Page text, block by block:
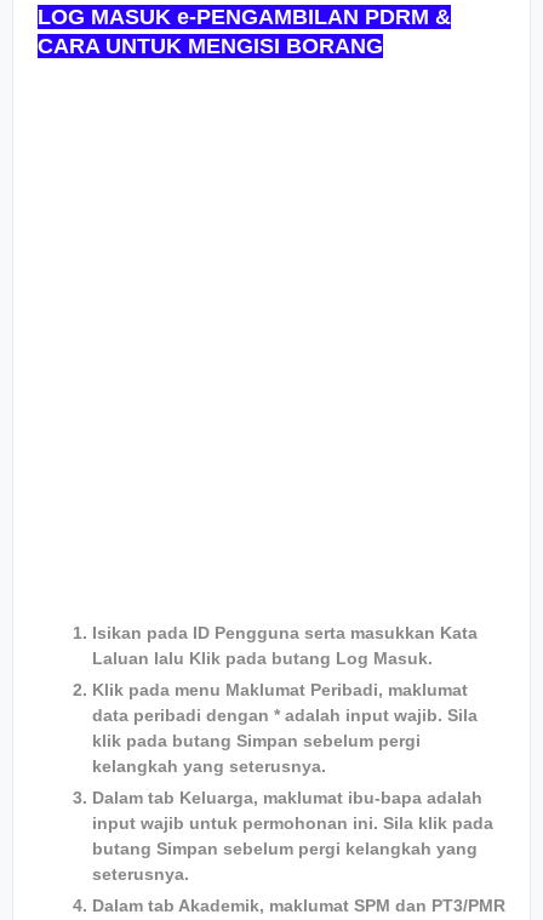
LOG MASUK e-PENGAMBILAN PDRM &
CARA UNTUK MENGISI BORANG
Isikan pada ID Pengguna serta masukkan Kata
Laluan lalu Klik pada butang Log Masuk.
Klik pada menu Maklumat Peribadi, maklumat
data peribadi dengan * adalah input wajib. Sila
klik pada butang Simpan sebelum pergi
kelangkah yang seterusnya.
Dalam tab Keluarga, maklumat ibu-bapa adalah
input wajib untuk permohonan ini. Sila klik pada
butang Simpan sebelum pergi kelangkah yang
seterusnya.
Dalam tab Akademik, maklumat SPM dan PT3/PMR